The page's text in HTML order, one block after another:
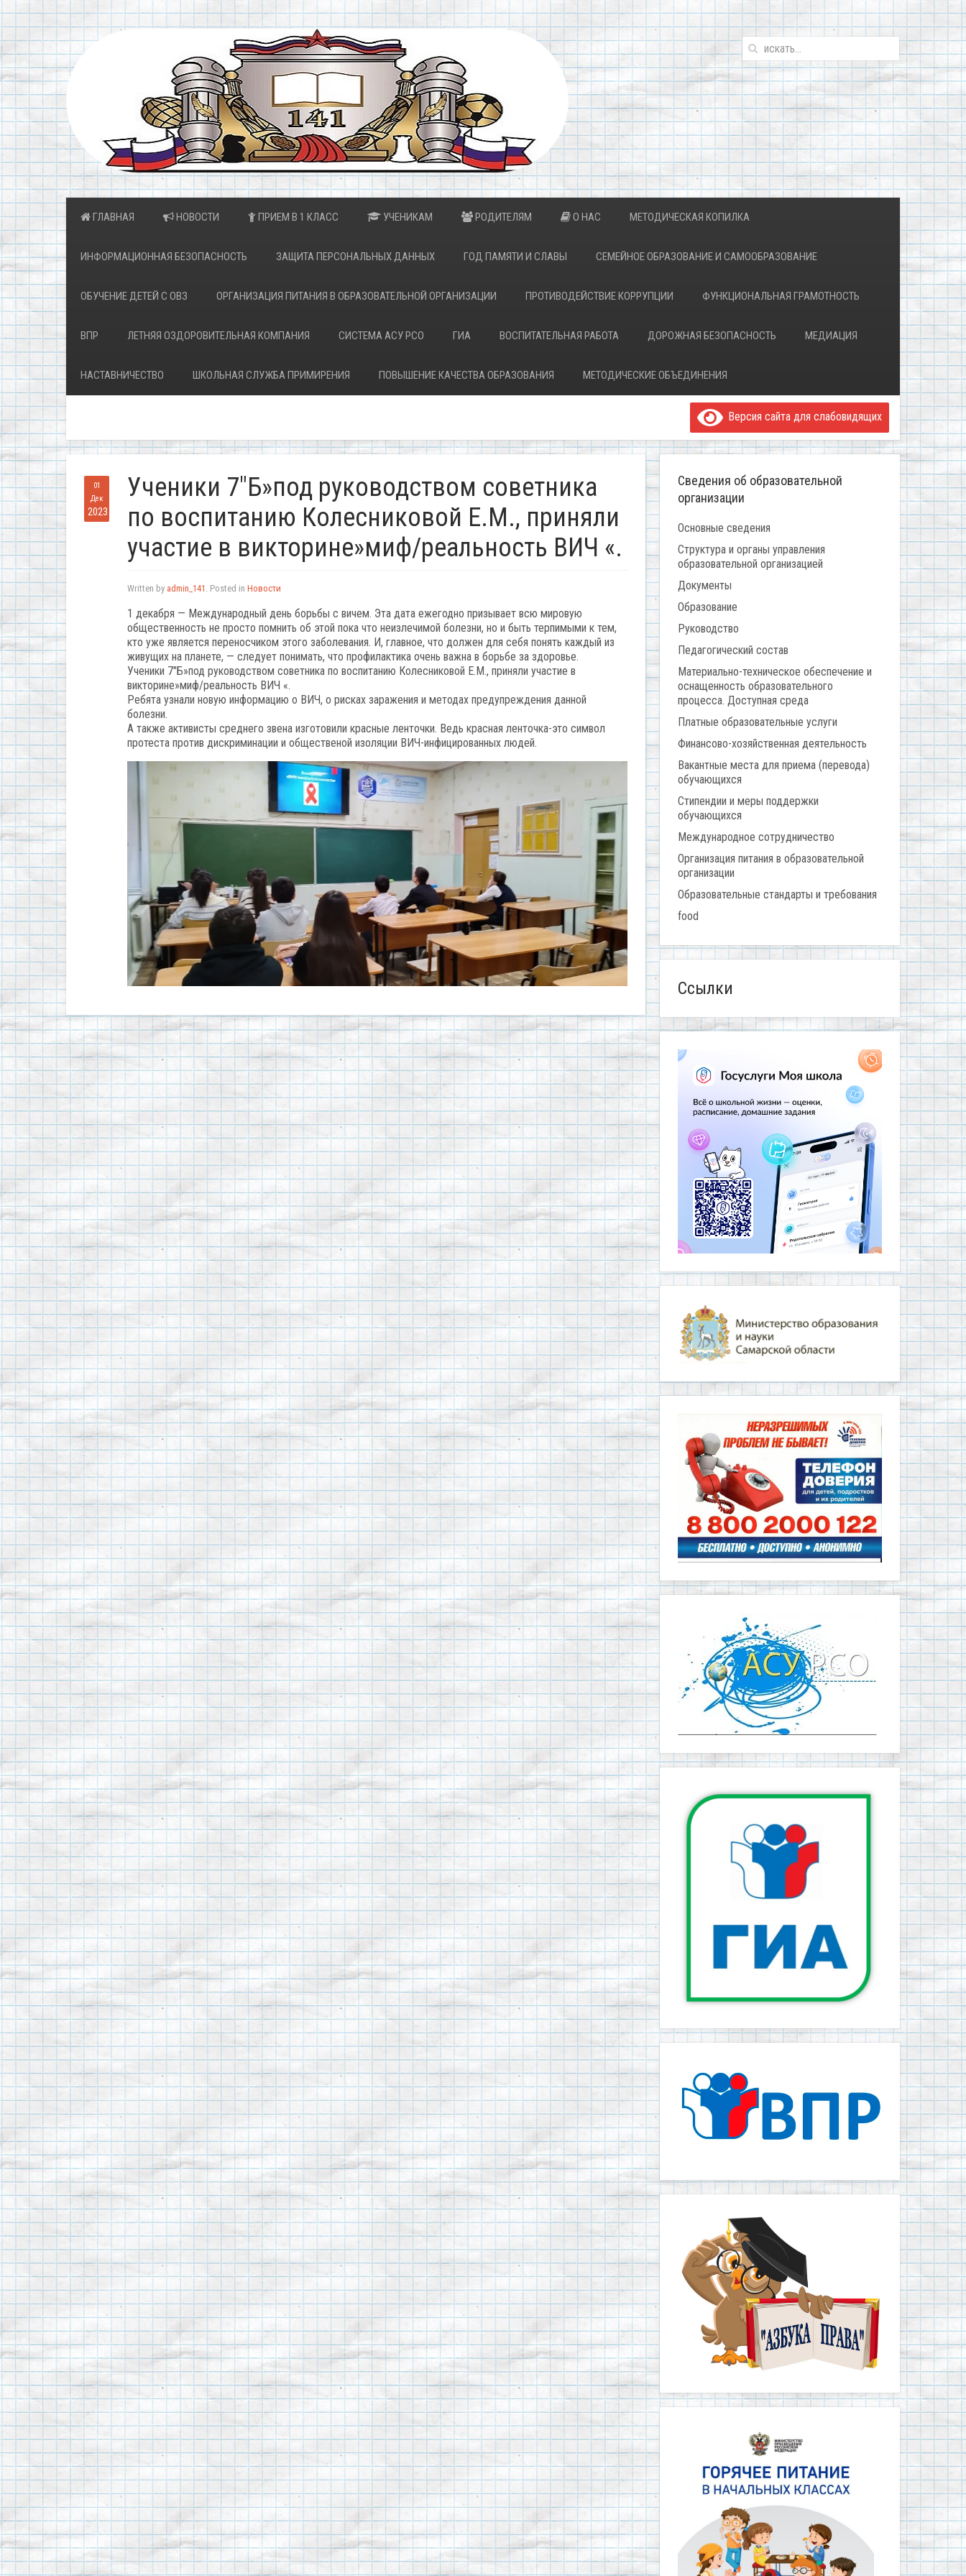
ГЛАВНАЯ НОВОСТИ ПРИЕМ В 1 КЛАСС УЧЕНИКАМ РОДИТЕЛЯМ О НАС МЕТОДИЧЕСКАЯ КОПИЛКА
ИНФОРМАЦИОННАЯ БЕЗОПАСНОСТЬ ЗАЩИТА ПЕРСОНАЛЬНЫХ ДАННЫХ ГОД ПАМЯТИ И СЛАВЫ СЕМЕЙНОЕ ОБРАЗОВАНИЕ И САМООБРАЗОВАНИЕ
ОБУЧЕНИЕ ДЕТЕЙ С ОВЗ ОРГАНИЗАЦИЯ ПИТАНИЯ В ОБРАЗОВАТЕЛЬНОЙ ОРГАНИЗАЦИИ ПРОТИВОДЕЙСТВИЕ КОРРУПЦИИ ФУНКЦИОНАЛЬНАЯ ГРАМОТНОСТЬ
ВПР ЛЕТНЯЯ ОЗДОРОВИТЕЛЬНАЯ КОМПАНИЯ СИСТЕМА АСУ РСО ГИА ВОСПИТАТЕЛЬНАЯ РАБОТА ДОРОЖНАЯ БЕЗОПАСНОСТЬ МЕДИАЦИЯ
НАСТАВНИЧЕСТВО ШКОЛЬНАЯ СЛУЖБА ПРИМИРЕНИЯ ПОВЫШЕНИЕ КАЧЕСТВА ОБРАЗОВАНИЯ МЕТОДИЧЕСКИЕ ОБЪЕДИНЕНИЯ
Версия сайта для слабовидящих
01
Дек
2023
Ученики 7″Б»под руководством советника
по воспитанию Колесниковой Е.М., приняли
участие в викторине»миф/реальность ВИЧ «.
Written by admin_141 . Posted in Новости
1 декабря — Международный день борьбы с вичем. Эта дата ежегодно призывает всю мировую
общественность не просто помнить об этой пока что неизлечимой болезни, но и быть терпимыми к тем,
кто уже является переносчиком этого заболевания. И, главное, что должен для себя понять каждый из
живущих на планете, — следует понимать, что профилактика очень важна в борьбе за здоровье.
Ученики 7″Б»под руководством советника по воспитанию Колесниковой Е.М., приняли участие в
викторине»миф/реальность ВИЧ «.
Ребята узнали новую информацию о ВИЧ, о рисках заражения и методах предупреждения данной
болезни.
А также активисты среднего звена изготовили красные ленточки. Ведь красная ленточка-это символ
протеста против дискриминации и общественой изоляции ВИЧ-инфицированных людей.
Сведения об образовательной
организации
Основные сведения
Структура и органы управления
образовательной организацией
Документы
Образование
Руководство
Педагогический состав
Материально-техническое обеспечение и
оснащенность образовательного
процесса. Доступная среда
Платные образовательные услуги
Финансово-хозяйственная деятельность
Вакантные места для приема (перевода)
обучающихся
Стипендии и меры поддержки
обучающихся
Международное сотрудничество
Организация питания в образовательной
организации
Образовательные стандарты и требования
food
Ссылки